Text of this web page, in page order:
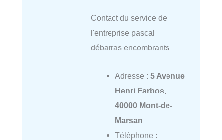
Contact du service de
l'entreprise pascal
débarras encombrants
Adresse : 5 Avenue
Henri Farbos,
40000 Mont-de-
Marsan
Téléphone :